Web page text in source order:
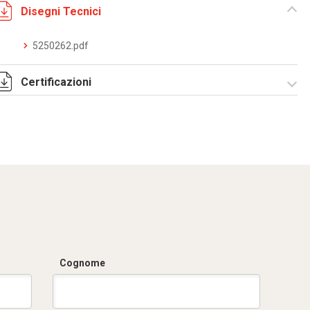
Disegni Tecnici
5250262.pdf
Certificazioni
Cognome